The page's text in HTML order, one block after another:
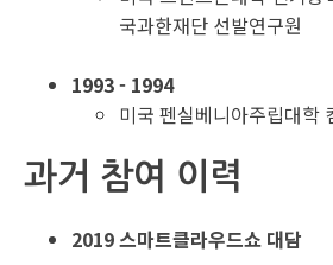
국과한재단 선발연구원
1993 - 1994
미국 펜실베니아주립대학
과거 참여 이력
2019 스마트클라우드쇼 대담